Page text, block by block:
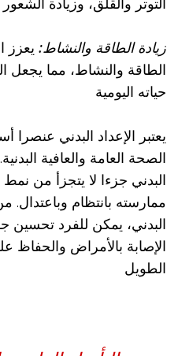
زيادة الطاقة والنشاط: يعزز
الطاقة والنشاط، مما يجعل
حياته اليومية
يعتبر الإعداد البدني
الصحة العامة والعافية
البدني جزءا لا يتجزأ من نمط
ممارسته بانتظام وباعتدال.
البدني، يمكن للفرد تحسين
الإصابة بالأمراض والحفاظ
الطويل